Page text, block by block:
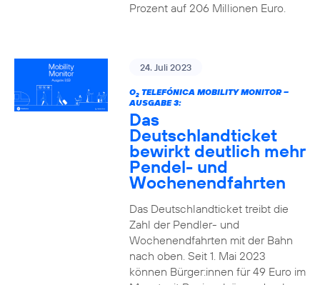
Prozent auf 206 Millionen Euro.
24. Juli 2023
O2TELEFÓNICA MOBILITY MONITOR –
AUSGABE 3:
Das
Deutschlandticket
bewirkt deutlich mehr
Pendel- und
Wochenendfahrten
Das Deutschlandticket treibt die
Zahl der Pendler- und
Wochenendfahrten mit der Bahn
nach oben. Seit 1. Mai 2023
können Bürger:innen für 49 Euro im